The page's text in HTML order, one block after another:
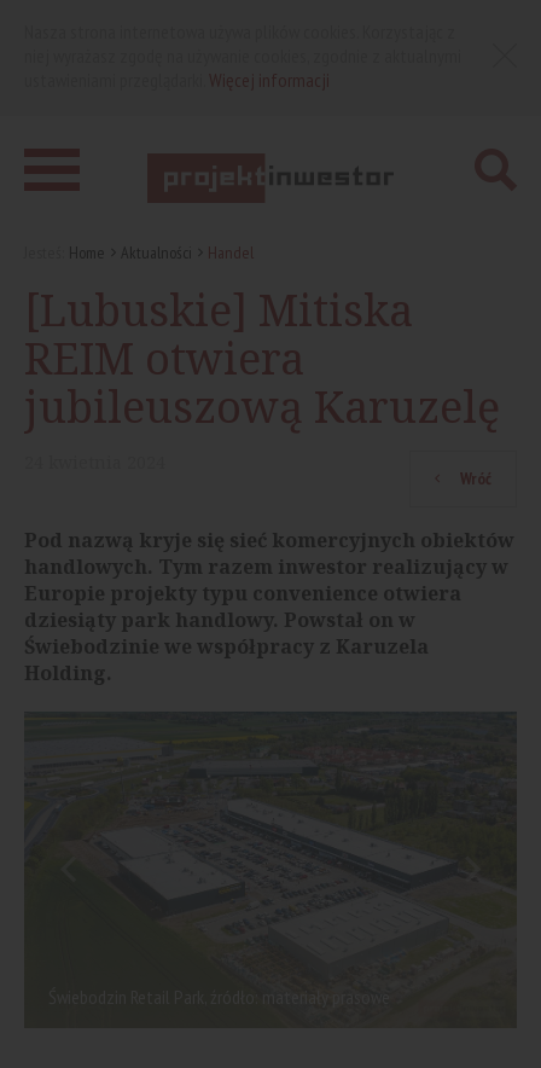
Home Aktualności Handel
[Lubuskie] Mitiska
REIM otwiera
jubileuszową Karuzelę
Wróć
Pod nazwą kryje się sieć komercyjnych obiektów
handlowych. Tym razem inwestor realizujący w
Europie projekty typu convenience otwiera
dziesiąty park handlowy. Powstał on w
Świebodzinie we współpracy z Karuzela
Holding.